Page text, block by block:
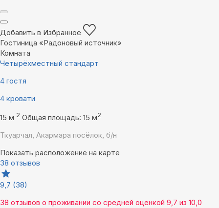
Добавить в Избранное
Гостиница «Радоновый источник»
Комната
Четырёхместный стандарт
4 гостя
4 кровати
15 м 2 Общая площадь: 15 м2
Ткуарчал, Акармара посёлок, б/н
Показать расположение на карте
38 отзывов
9,7 (38)
38 отзывов о проживании со средней оценкой 9,7 из 10,0